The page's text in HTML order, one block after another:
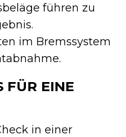
führen zu
im Bremssystem
FÜR EINE
in einer